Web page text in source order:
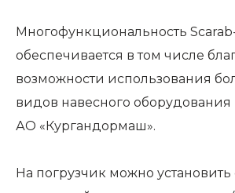
Многофункциональность
обеспечивается в том числе
возможности использования
видов навесного оборудования
АО «Кургандормаш».
На погрузчик можно